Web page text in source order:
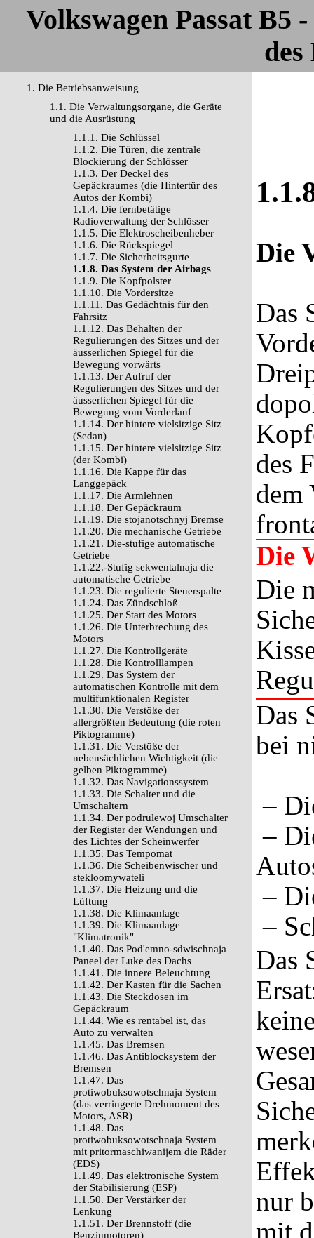
Volkswagen Passat B5
des
1. Die Betriebsanweisung
1.1. Die Verwaltungsorgane, die Geräte
und die Ausrüstung
1.1.1. Die Schlüssel
1.1.2. Die Türen, die zentrale
Blockierung der Schlösser
1.1.3. Der Deckel des
Gepäckraumes (die Hintertür des
Autos der Kombi)
1.1.4. Die fernbetätige
Radioverwaltung der Schlösser
1.1.5. Die Elektroscheibenheber
1.1.6. Die Rückspiegel
1.1.7. Die Sicherheitsgurte
1.1.8. Das System der Airbags
1.1.9. Die Kopfpolster
1.1.10. Die Vordersitze
1.1.11. Das Gedächtnis für den
Fahrsitz
1.1.12. Das Behalten der
Regulierungen des Sitzes und der
äusserlichen Spiegel für die
Bewegung vorwärts
1.1.13. Der Aufruf der
Regulierungen des Sitzes und der
äusserlichen Spiegel für die
Bewegung vom Vorderlauf
1.1.14. Der hintere vielsitzige Sitz
(Sedan)
1.1.15. Der hintere vielsitzige Sitz
(der Kombi)
1.1.16. Die Kappe für das
Langgepäck
1.1.17. Die Armlehnen
1.1.18. Der Gepäckraum
1.1.19. Die stojanotschnyj Bremse
1.1.20. Die mechanische Getriebe
1.1.21. Die-stufige automatische
Getriebe
1.1.22.-Stufig sekwentalnaja die
automatische Getriebe
1.1.23. Die regulierte Steuerspalte
1.1.24. Das Zündschloß
1.1.25. Der Start des Motors
1.1.26. Die Unterbrechung des
Motors
1.1.27. Die Kontrollgeräte
1.1.28. Die Kontrolllampen
1.1.29. Das System der
automatischen Kontrolle mit dem
multifunktionalen Register
1.1.30. Die Verstöße der
allergrößten Bedeutung (die roten
Piktogramme)
1.1.31. Die Verstöße der
nebensächlichen Wichtigkeit (die
gelben Piktogramme)
1.1.32. Das Navigationssystem
1.1.33. Die Schalter und die
Umschaltern
1.1.34. Der podrulewoj Umschalter
der Register der Wendungen und
des Lichtes der Scheinwerfer
1.1.35. Das Tempomat
1.1.36. Die Scheibenwischer und
stekloomywateli
1.1.37. Die Heizung und die
Lüftung
1.1.38. Die Klimaanlage
1.1.39. Die Klimaanlage
"Klimatronik"
1.1.40. Das Pod'emno-sdwischnaja
Paneel der Luke des Dachs
1.1.41. Die innere Beleuchtung
1.1.42. Der Kasten für die Sachen
1.1.43. Die Steckdosen im
Gepäckraum
1.1.44. Wie es rentabel ist, das
Auto zu verwalten
1.1.45. Das Bremsen
1.1.46. Das Antiblocksystem der
Bremsen
1.1.47. Das
protiwobuksowotschnaja System
(das verringerte Drehmoment des
Motors, ASR)
1.1.48. Das
protiwobuksowotschnaja System
mit pritormaschiwanijem die Räder
(EDS)
1.1.49. Das elektronische System
der Stabilisierung (ESP)
1.1.50. Der Verstärker der
Lenkung
1.1.51. Der Brennstoff (die
Benzinmotoren)
Die
Das
des
dem
Die
Die
Das
bei
–
–
–
–
Das
nur
mit